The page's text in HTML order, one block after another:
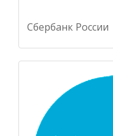
Сбербанк России